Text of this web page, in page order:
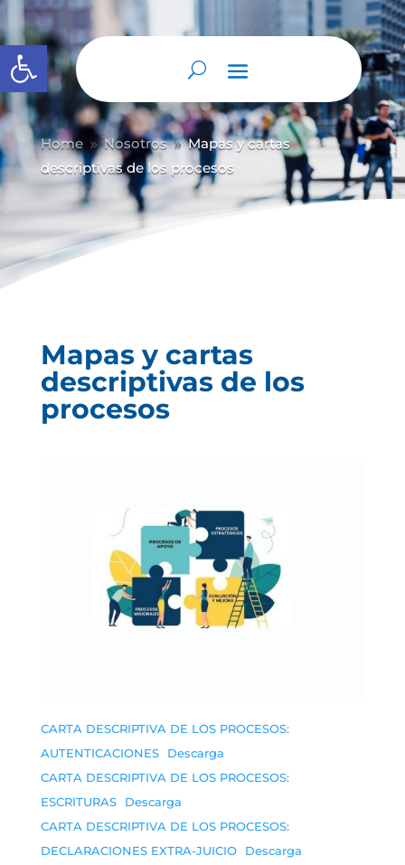
Abrir barra de herramientas
Home 9 Nosotros 9 Mapas y cartas
descriptivas de los procesos
Mapas y cartas
descriptivas de los
procesos
CARTA DESCRIPTIVA DE LOS PROCESOS:
AUTENTICACIONES
Descarga
CARTA DESCRIPTIVA DE LOS PROCESOS:
ESCRITURAS
Descarga
CARTA DESCRIPTIVA DE LOS PROCESOS:
DECLARACIONES EXTRA-JUICIO
Descarga